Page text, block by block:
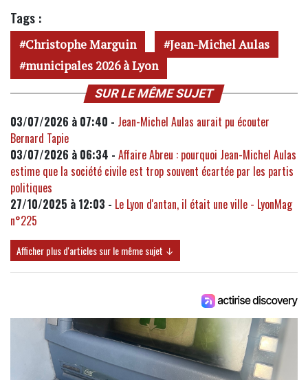
Tags :
Christophe Marguin
Jean-Michel Aulas
municipales 2026 à Lyon
SUR LE MÊME SUJET
03/07/2026 à 07:40 - Jean-Michel Aulas aurait pu écouter
Bernard Tapie
03/07/2026 à 06:34 - Affaire Abreu : pourquoi Jean-Michel Aulas
estime que la société civile est trop souvent écartée par les partis
politiques
27/10/2025 à 12:03 - Le Lyon d'antan, il était une ville - LyonMag
n°225
Afficher plus d'articles sur le même sujet ↓